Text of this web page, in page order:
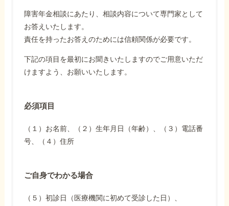
障害年金相談にあたり、相談内容について専門家として
お答えいたします。
責任を持ったお答えのためには信頼関係が必要です。
下記の項目を最初にお聞きいたしますのでご用意いただ
けますよう、お願いいたします。
必須項目
（１）お名前、（２）生年月日（年齢）、（３）電話番
号、（４）住所
ご自身でわかる場合
（５）初診日（医療機関に初めて受診した日）、